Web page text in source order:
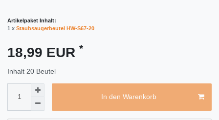
Artikelpaket Inhalt:
1 x Staubsaugerbeutel HW-S67-20
18,99 EUR *
Inhalt 20 Beutel
In den Warenkorb